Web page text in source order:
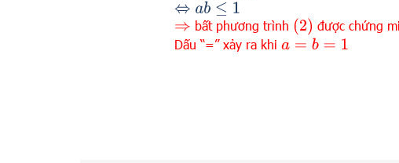
⇔a b≤1
⇒
bất phương trình (2) được chứng
Dấu “=” xảy ra khi a=b=1